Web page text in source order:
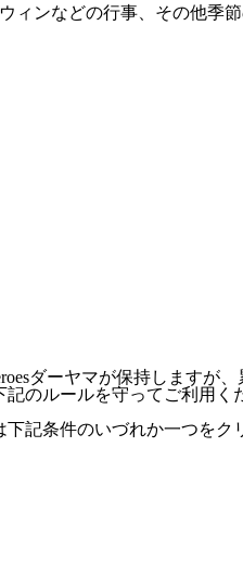
ィンなどの行事、その他季
ダーヤマが保持しますが
のルールを守ってご利用く
記条件のいづれか一つをク